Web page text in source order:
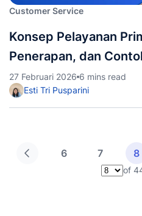
Customer Service
Konsep Pelayanan
Penerapan, dan
27 Februari 2026 6 mins read
Esti Tri Pusparini
6 7 8
of